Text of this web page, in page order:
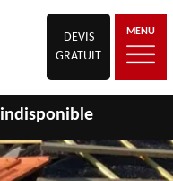
DEVIS
GRATUIT
MENU
indisponible